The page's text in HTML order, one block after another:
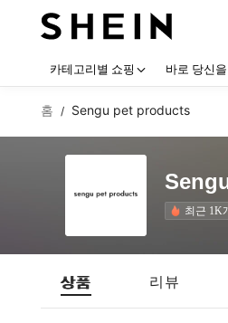
카테고리별 쇼핑 바로 당신
홈 / Sengu pet products
최근 1K
상품 리뷰